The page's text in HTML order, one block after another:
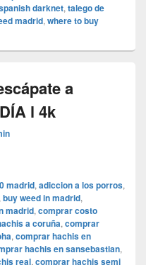
darknet, talego de
madrid, where to buy
a
l 4k
madrid, adiccion a los porros,
buy weed in madrid,
madrid, comprar costo
a coruña, comprar
, comprar hachis en
hachis en sansebastian,
real, comprar hachis semi